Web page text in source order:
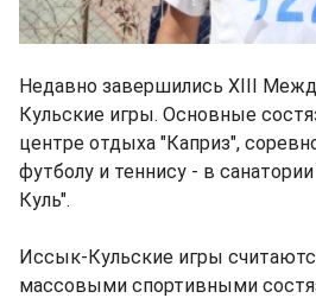
Недавно завершились XIII
Кульские игры. Основные
центре отдыха "Каприз",
футболу и теннису - в
Куль".
Иссык-Кульские игры
массовыми спортивными